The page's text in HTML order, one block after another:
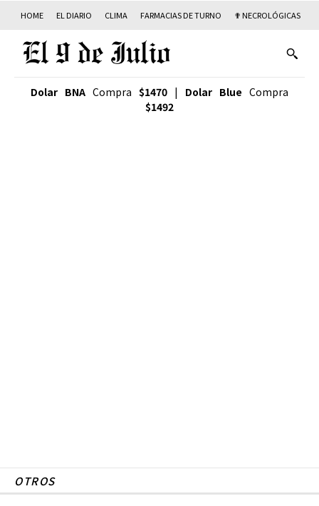
HOME EL DIARIO CLIMA FARMACIAS DE TURNO ✟ NECROLÓGICAS
Dolar BNA Compra $1470 | Dolar Blue Compra
$1492
OTROS